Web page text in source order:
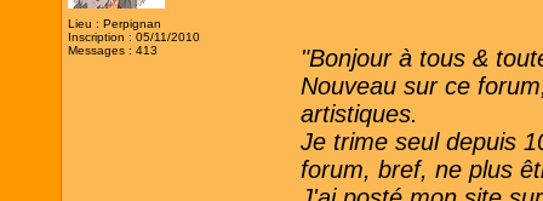
Lieu : Perpignan
Inscription : 05/11/2010
Messages : 413
"Bonjour à tous &
Nouveau sur ce
artistiques.
Je trime seul depuis
forum, bref, ne plus